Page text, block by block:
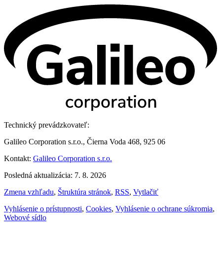
Technický prevádzkovateľ:
Galileo Corporation s.r.o., Čierna Voda 468, 925 06
Kontakt: Galileo Corporation s.r.o.
Posledná aktualizácia: 7. 8. 2026
Zmena vzhľadu, Štruktúra stránok, RSS, Vytlačiť
Vyhlásenie o prístupnosti, Cookies, Vyhlásenie o ochrane súkromia,
Webové sídlo